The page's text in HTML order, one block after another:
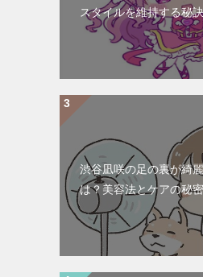
スタイルを維持する秘
渋谷凪咲の足の裏が綺
は？美容法とケアの秘密